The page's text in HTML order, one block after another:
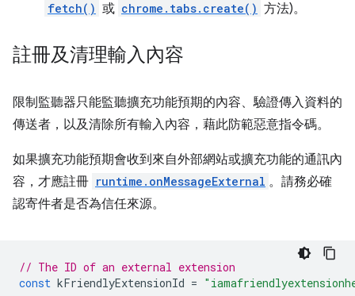
fetch() 或 chrome.tabs.create() 方法)。
註冊及清理輸入內容
限制監聽器只能監聽擴充功能預期的內容、驗證傳入資料的
傳送者，以及清除所有輸入內容，藉此防範惡意指令碼。
如果擴充功能預期會收到來自外部網站或擴充功能的通訊內
容，才應註冊 runtime.onMessageExternal 。請務必確
認寄件者是否為信任來源。
// The ID of an external extension
const kFriendlyExtensionId =